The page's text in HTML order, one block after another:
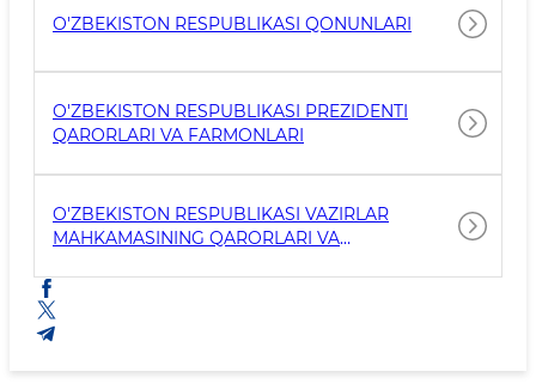
O'ZBEKISTON RESPUBLIKASI QONUNLARI
O'ZBEKISTON RESPUBLIKASI PREZIDENTI
QARORLARI VA FARMONLARI
O'ZBEKISTON RESPUBLIKASI VAZIRLAR
MAHKAMASINING QARORLARI VA